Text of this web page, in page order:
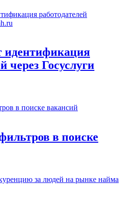
идентификация
через Госуслуги
в поиске